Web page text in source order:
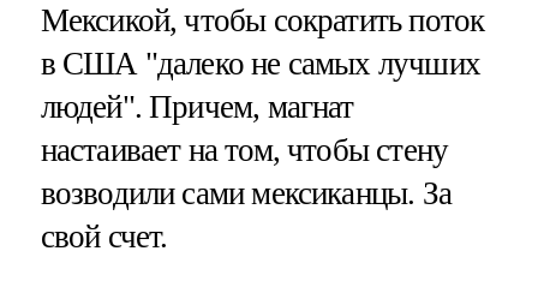
Мексикой, чтобы сократить поток
в США "далеко не самых лучших
людей". Причем, магнат
настаивает на том, чтобы стену
возводили сами мексиканцы. За
свой счет.